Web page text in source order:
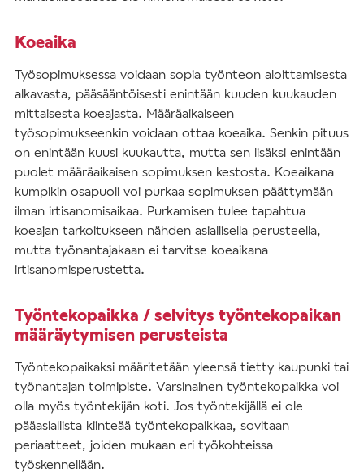
Koeaika
Työsopimuksessa voidaan sopia työnteon aloittamisesta
alkavasta, pääsääntöisesti enintään kuuden kuukauden
mittaisesta koeajasta. Määräaikaiseen
työsopimukseenkin voidaan ottaa koeaika. Senkin pituus
on enintään kuusi kuukautta, mutta sen lisäksi enintään
puolet määräaikaisen sopimuksen kestosta. Koeaikana
kumpikin osapuoli voi purkaa sopimuksen päättymään
ilman irtisanomisaikaa. Purkamisen tulee tapahtua
koeajan tarkoitukseen nähden asiallisella perusteella,
mutta työnantajakaan ei tarvitse koeaikana
irtisanomisperustetta.
Työntekopaikka / selvitys työntekopaikan
määräytymisen perusteista
Työntekopaikaksi määritetään yleensä tietty kaupunki tai
työnantajan toimipiste. Varsinainen työntekopaikka voi
olla myös työntekijän koti. Jos työntekijällä ei ole
pääasiallista kiinteää työntekopaikkaa, sovitaan
periaatteet, joiden mukaan eri työkohteissa
työskennellään.